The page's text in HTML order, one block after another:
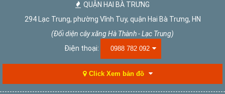
QUẬN HAI BÀ TRƯNG
294 Lạc Trung, phường Vĩnh Tuy, quận Hai Bà Trưng, HN
(Đối diện cây xăng Hà Thành - Lạc Trung)
Điện thoại:
0988 782 092
Click Xem bản đồ